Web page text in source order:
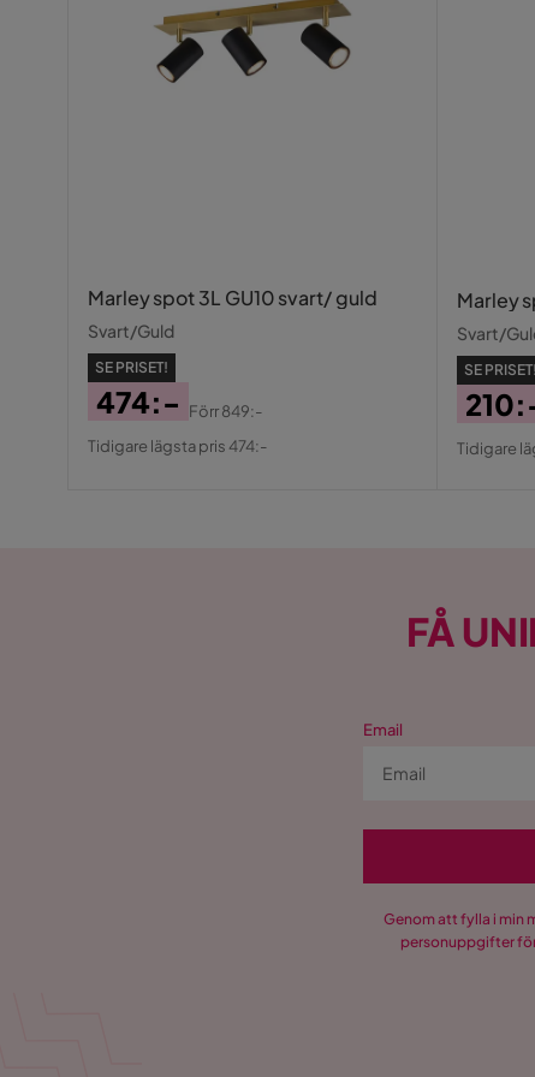
Marley spot 3L GU10 svart/ guld
Svart/Guld
SE PRISET!
Pris
474:-
Original
Förr849:-
Tidigare lägsta pris 474:-
Marley
Svart/
SE PRISET!
Pris
Tidigare
FÅ
Email
Genom att fylla i min
personuppgifter